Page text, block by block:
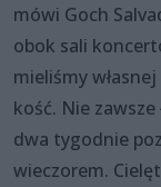
mówi Goch
obok sali
mieliśmy
kość. Nie
dwa tygodnie
wieczorem.